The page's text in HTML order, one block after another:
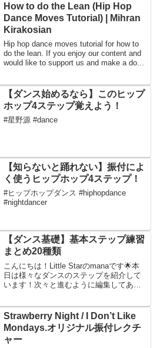
How to do the Lean (Hip Hop
Dance Moves Tutorial) | Mihran
Kirakosian
Hip hop dance moves tutorial for how to
do the lean. If you enjoy our content and
would like to support us and make a do...
【ダンス始めるなら】このヒップ
ホップ4ステップ覚えよう！
#星野源 #dance
【知らないと踊れない】振付によ
く使うヒップホップ4ステップ！
#ヒップホップダンス #hiphopdance
#nightdancer
【ダンス基礎】基本ステップ練習
まとめ20種類
こんにちは！Little Starのmanaです🌟本
日は様々なダンスのステップを紹介して
います！次々と進むように編集してあり
クな形でお見せできるよう意識していま
すが、あ...
Strawberry Night / I Don’t Like
Mondays.オリジナル振付レクチ
ャー